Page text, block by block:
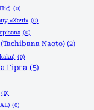
(0)
«Хачі» (0)
(0)
Naoto) (2)
(0)
Гірга (5)
(0)
(0)